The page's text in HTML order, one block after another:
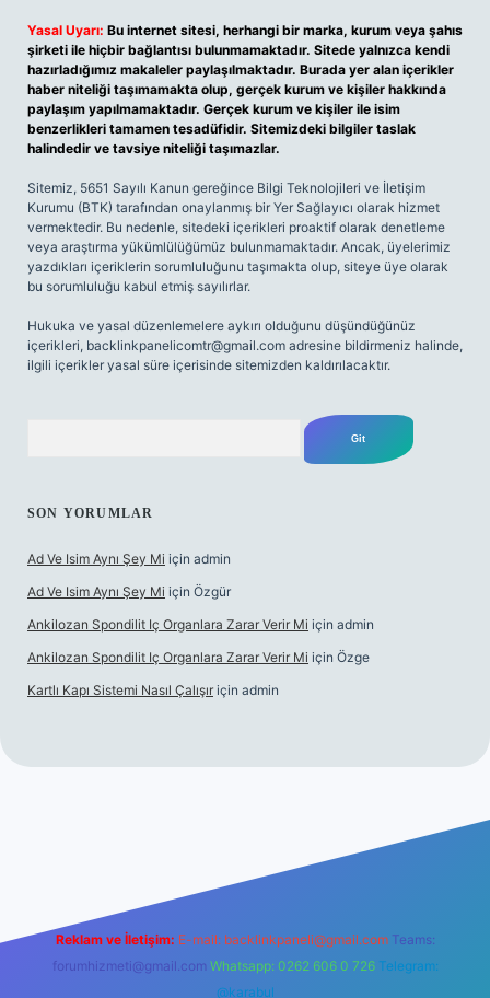
Yasal Uyarı: Bu internet sitesi, herhangi bir marka, kurum veya şahıs
şirketi ile hiçbir bağlantısı bulunmamaktadır. Sitede yalnızca kendi
hazırladığımız makaleler paylaşılmaktadır. Burada yer alan içerikler
haber niteliği taşımamakta olup, gerçek kurum ve kişiler hakkında
paylaşım yapılmamaktadır. Gerçek kurum ve kişiler ile isim
benzerlikleri tamamen tesadüfidir. Sitemizdeki bilgiler taslak
halindedir ve tavsiye niteliği taşımazlar.
Sitemiz, 5651 Sayılı Kanun gereğince Bilgi Teknolojileri ve İletişim
Kurumu (BTK) tarafından onaylanmış bir Yer Sağlayıcı olarak hizmet
vermektedir. Bu nedenle, sitedeki içerikleri proaktif olarak denetleme
veya araştırma yükümlülüğümüz bulunmamaktadır. Ancak, üyelerimiz
yazdıkları içeriklerin sorumluluğunu taşımakta olup, siteye üye olarak
bu sorumluluğu kabul etmiş sayılırlar.
Hukuka ve yasal düzenlemelere aykırı olduğunu düşündüğünüz
içerikleri, backlinkpanelicomtr@gmail.com adresine bildirmeniz halinde,
ilgili içerikler yasal süre içerisinde sitemizden kaldırılacaktır.
SON YORUMLAR
Ad Ve Isim Aynı Şey Mi için admin
Ad Ve Isim Aynı Şey Mi için Özgür
Ankilozan Spondilit Iç Organlara Zarar Verir Mi için admin
Ankilozan Spondilit Iç Organlara Zarar Verir Mi için Özge
Kartlı Kapı Sistemi Nasıl Çalışır için admin
Reklam ve İletişim: E-mail: backlinkpaneli@gmail.com Teams:
forumhizmeti@gmail.com Whatsapp: 0262 606 0 726 Telegram:
@karabul